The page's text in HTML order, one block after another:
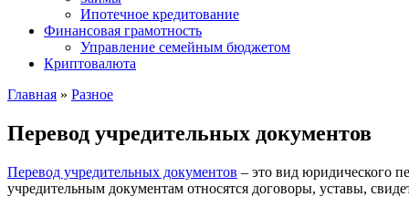
Ипотечное кредитование
Финансовая грамотность
Управление семейным бюджетом
Криптовалюта
Главная » Разное
Перевод учредительных документов
Перевод учредительных документов – это вид юридического
учредительным документам относятся договоры, уставы,